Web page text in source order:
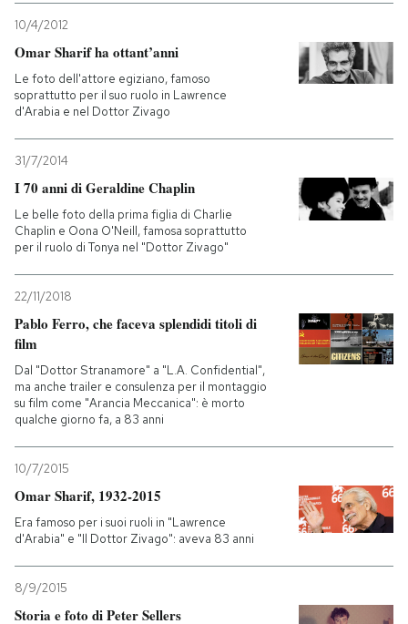
10/4/2012
Omar Sharif ha ottant’anni
Le foto dell'attore egiziano, famoso
soprattutto per il suo ruolo in Lawrence
d'Arabia e nel Dottor Zivago
31/7/2014
I 70 anni di Geraldine Chaplin
Le belle foto della prima figlia di Charlie
Chaplin e Oona O'Neill, famosa soprattutto
per il ruolo di Tonya nel "Dottor Zivago"
22/11/2018
Pablo Ferro, che faceva splendidi titoli di
film
Dal "Dottor Stranamore" a "L.A. Confidential",
ma anche trailer e consulenza per il montaggio
su film come "Arancia Meccanica": è morto
qualche giorno fa, a 83 anni
10/7/2015
Omar Sharif, 1932-2015
Era famoso per i suoi ruoli in "Lawrence
d'Arabia" e "Il Dottor Zivago": aveva 83 anni
8/9/2015
Storia e foto di Peter Sellers